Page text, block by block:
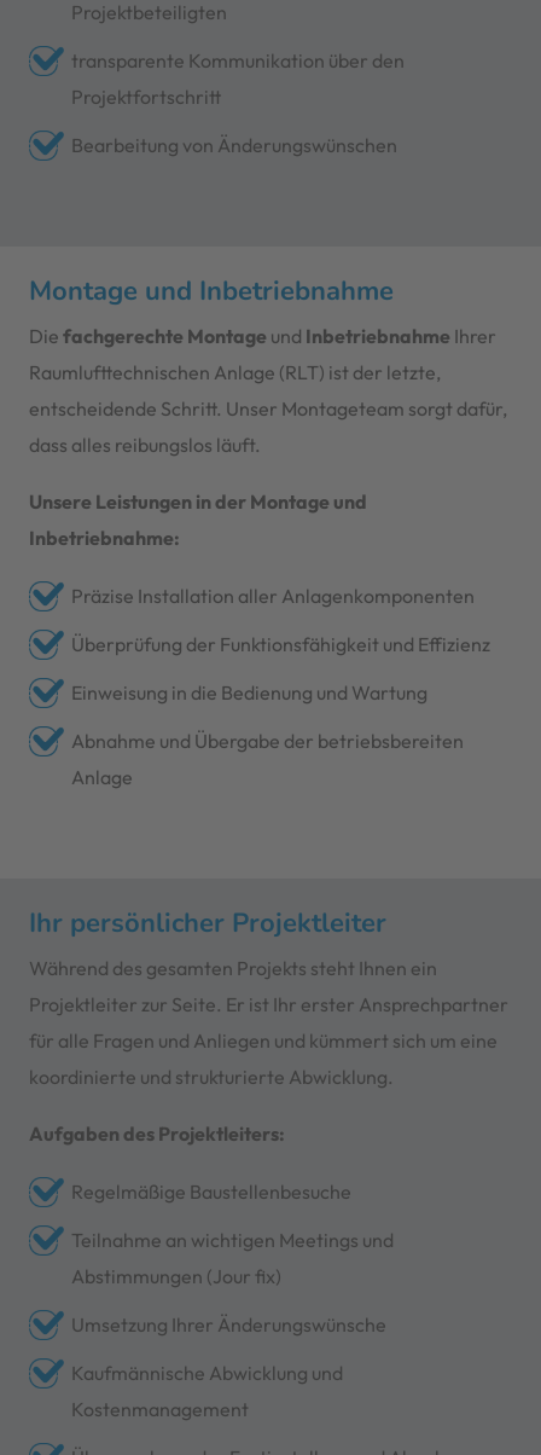
Projektbeteiligten
transparente Kommunikation über den
Projektfortschritt
Bearbeitung von Änderungswünschen
Montage und Inbetriebnahme
Die fachgerechte Montage und Inbetriebnahme Ihrer
Raumlufttechnischen Anlage (RLT) ist der letzte,
entscheidende Schritt. Unser Montageteam sorgt dafür,
dass alles reibungslos läuft.
Unsere Leistungen in der Montage und
Inbetriebnahme:
Präzise Installation aller Anlagenkomponenten
Überprüfung der Funktionsfähigkeit und Effizienz
Einweisung in die Bedienung und Wartung
Abnahme und Übergabe der betriebsbereiten
Anlage
Ihr persönlicher Projektleiter
Während des gesamten Projekts steht Ihnen ein
Projektleiter zur Seite. Er ist Ihr erster Ansprechpartner
für alle Fragen und Anliegen und kümmert sich um eine
koordinierte und strukturierte Abwicklung.
Aufgaben des Projektleiters:
Regelmäßige Baustellenbesuche
Teilnahme an wichtigen Meetings und
Abstimmungen (Jour fix)
Umsetzung Ihrer Änderungswünsche
Kaufmännische Abwicklung und
Kostenmanagement